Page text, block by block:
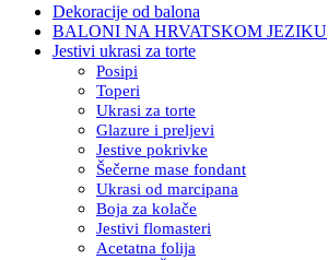
Dekoracije od balona
BALONI NA HRVATSKOM JEZIKU
Jestivi ukrasi za torte
Posipi
Toperi
Ukrasi za torte
Glazure i preljevi
Jestive pokrivke
Šečerne mase fondant
Ukrasi od marcipana
Boja za kolače
Jestivi flomasteri
Acetatna folija